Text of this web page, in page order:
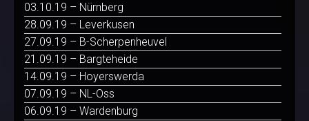
03.10.19 – Nürnberg
28.09.19 – Leverkusen
27.09.19 – B-Scherpenheuvel
21.09.19 – Bargteheide
14.09.19 – Hoyerswerda
07.09.19 – NL-Oss
06.09.19 – Wardenburg